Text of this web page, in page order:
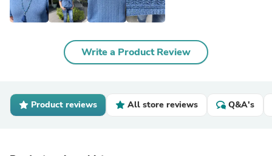
Write a Product Review
Product reviews All store reviews Q&A's